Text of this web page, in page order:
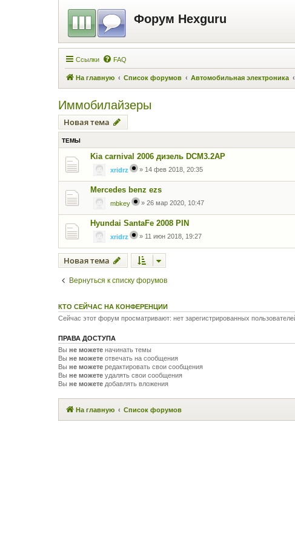
Форум Hexguru
Ссылки FAQ
На главную Список форумов Автомобильная электроника
Иммобилайзеры
Новая тема
ТЕМЫ
Kia carnival 2006 дизель DCM3.2AP
xridrz » 14 фев 2018, 20:35
Mercedes benz ezs
mbkey » 26 мар 2020, 10:47
Hyundai SantaFe 2008 PIN
xridrz » 11 июн 2018, 19:27
Новая тема
Вернуться к списку форумов
КТО СЕЙЧАС НА КОНФЕРЕНЦИИ
Сейчас этот форум просматривают: нет зарегистрированных
ПРАВА ДОСТУПА
Вы не можете начинать темы
Вы не можете отвечать на сообщения
Вы не можете редактировать свои сообщения
Вы не можете удалять свои сообщения
Вы не можете добавлять вложения
На главную Список форумов